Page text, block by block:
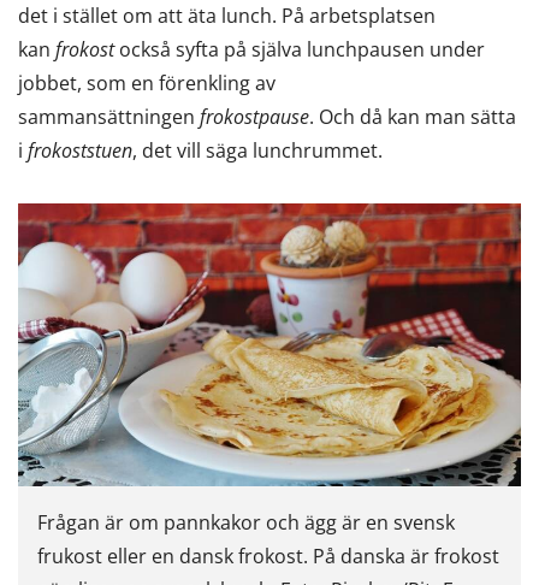
det i stället om att äta lunch. På arbetsplatsen
kan frokostockså syfta på själva lunchpausen under
jobbet, som en förenkling av
sammansättningen frokostpause. Och då kan man sätta
i frokoststuen, det vill säga lunchrummet.
Frågan är om pannkakor och ägg är en svensk
frukost eller en dansk frokost. På danska är frokost